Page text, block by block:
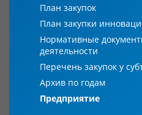
План закупок
План закупки
Нормативные
деятельности
Перечень закупок у
Архив по годам
Предприятие